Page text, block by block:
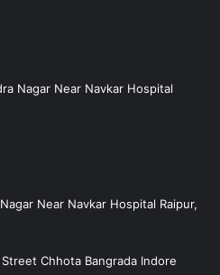
Nagar Near Navkar Hospital
Near Navkar Hospital Raipur,
Chhota Bangrada Indore